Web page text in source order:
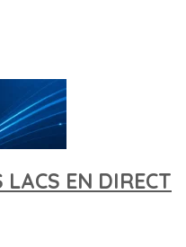
LACS EN DIRECT